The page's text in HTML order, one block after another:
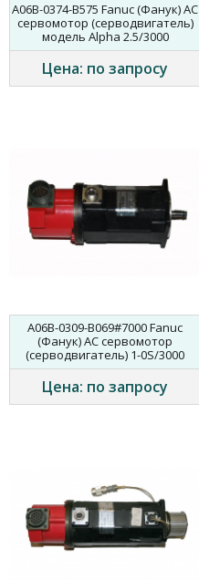
A06B-0374-B575 Fanuc (Фанук) AC
сервомотор (серводвигатель)
модель Alpha 2.5/3000
Цена: по запросу
A06B-0309-B069#7000 Fanuc
(Фанук) AC сервомотор
(серводвигатель) 1-0S/3000
Цена: по запросу